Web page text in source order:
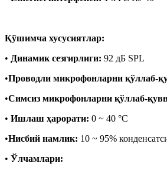
Қўшимча хусусиятлар:
• Динамик сезгирлиги: 92 дБ SPL
•Проводли микрофонларни қўллаб-
•Симсиз микрофонларни қўллаб-
• Ишлаш ҳарорати: 0 ~ 40 °C
•Нисбий намлик: 10 ~ 95%
• Ўлчамлари: